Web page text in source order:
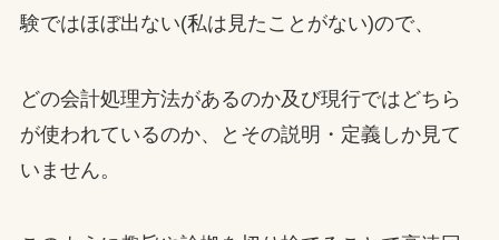
験ではほぼ出ない(私は見たことがない)ので、
どの会計処理方法があるのか及び現行ではどちら
が使われているのか、とその説明・定義しか見て
いません。